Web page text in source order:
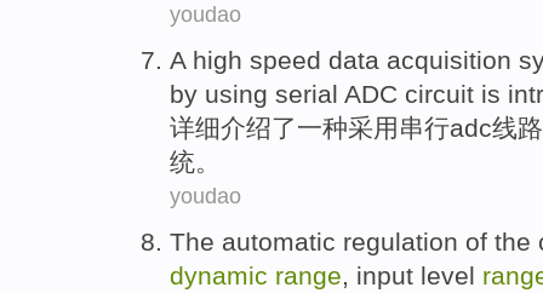
youdao
A high speed data acquisition
by using serial ADC circuit is
详细介绍了一种采用 串行adc线路
统。
youdao
The automatic regulation of the
dynamic range input level